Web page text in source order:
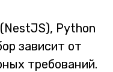
Python
зависит от
требований.